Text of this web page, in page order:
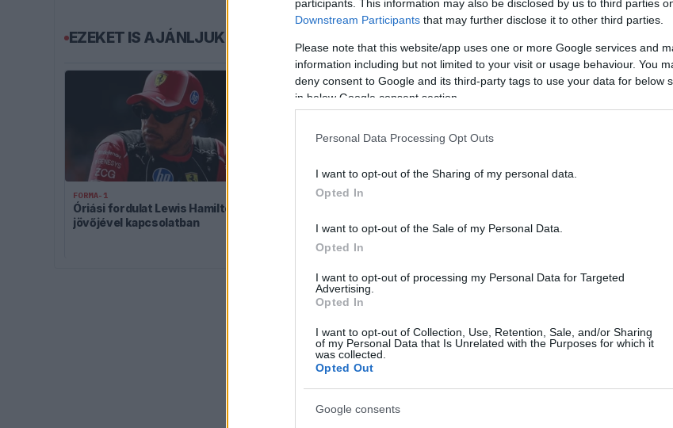
participants. This information may also be disclosed by us to third parties
Downstream Participants that may further disclose it to other third parties.
Please note that this website/app uses one or more Google services and
information including but not limited to your visit or usage behaviour. You
deny consent to Google and its third-party tags to use your data for below
in below Google consent section.
Personal Data Processing Opt Outs
I want to opt-out of the Sharing of my personal data.
Opted In
I want to opt-out of the Sale of my Personal Data.
Opted In
I want to opt-out of processing my Personal Data for Targeted
Advertising.
Opted In
I want to opt-out of Collection, Use, Retention, Sale, and/or Sharing
of my Personal Data that Is Unrelated with the Purposes for which it
was collected.
Opted Out
Google consents
EZEKET IS AJÁNLJUK
FORMA-1
Óriási fordulat Lewis Hamilton
jövőjével kapcsolatban
FORMA-1
világbajnoki címet kellett volna
nyernie a McLarennel
Fontos kulcsembert csábított